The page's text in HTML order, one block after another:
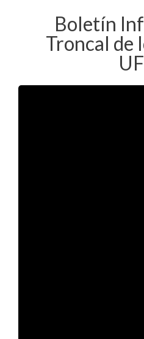
Boletín
Troncal de